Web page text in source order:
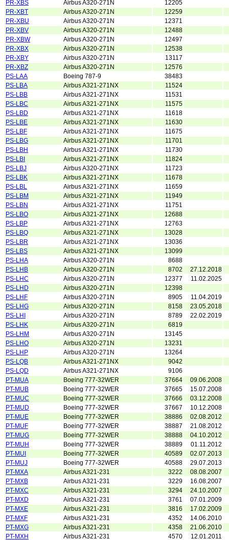
PR-XBS
Airbus A320-271N
12205
PR-XBT
Airbus A320-271N
12259
PR-XBU
Airbus A320-271N
12371
PR-XBV
Airbus A320-271N
12488
PR-XBW
Airbus A320-271N
12497
PR-XBX
Airbus A320-271N
12538
PR-XBY
Airbus A320-271N
13117
PR-XBZ
Airbus A320-271N
12576
PS-LAA
Boeing 787-9
38483
PS-LBA
Airbus A321-271NX
11524
PS-LBB
Airbus A321-271NX
11531
PS-LBC
Airbus A321-271NX
11575
PS-LBD
Airbus A321-271NX
11618
PS-LBE
Airbus A321-271NX
11630
PS-LBF
Airbus A321-271NX
11675
PS-LBG
Airbus A321-271NX
11701
PS-LBH
Airbus A321-271NX
11730
PS-LBI
Airbus A321-271NX
11824
PS-LBJ
Airbus A320-271NX
11723
PS-LBK
Airbus A321-271NX
11678
PS-LBL
Airbus A321-271NX
11659
PS-LBM
Airbus A321-271NX
11949
PS-LBN
Airbus A321-271NX
11751
PS-LBO
Airbus A321-271NX
12688
PS-LBP
Airbus A321-271NX
12763
PS-LBQ
Airbus A321-271NX
13028
PS-LBR
Airbus A321-271NX
13036
PS-LBS
Airbus A321-271NX
13099
PS-LHA
Airbus A320-271N
8688
PS-LHB
Airbus A320-271N 8702
27.12.2018
PS-LHC
Airbus A320-271N 12377
11.02.2025
PS-LHD
Airbus A320-271N
12398
PS-LHF
Airbus A320-271N 8905
11.04.2019
PS-LHG
Airbus A320-271N 8158
23.05.2018
PS-LHI
Airbus A320-271N 8789
22.02.2019
PS-LHK
Airbus A320-271N
6819
PS-LHM
Airbus A320-271N
13145
PS-LHO
Airbus A320-271N
13231
PS-LHP
Airbus A320-271N
13264
PS-LQB
Airbus A321-271NX
9042
PS-LQD
Airbus A321-271NX
9106
PT-MUA
Boeing 777-32WER 37664
09.06.2008
PT-MUB
Boeing 777-32WER 37665
15.07.2008
PT-MUC
Boeing 777-32WER 37666
03.12.2008
PT-MUD
Boeing 777-32WER 37667
10.12.2008
PT-MUE
Boeing 777-32WER 38886
02.08.2012
PT-MUF
Boeing 777-32WER 38887
21.08.2012
PT-MUG
Boeing 777-32WER 38888
04.10.2012
PT-MUH
Boeing 777-32WER 38889
01.11.2012
PT-MUI
Boeing 777-32WER 40589
02.07.2013
PT-MUJ
Boeing 777-32WER 40588
29.07.2013
PT-MXA
Airbus A321-231 3222
08.08.2007
PT-MXB
Airbus A321-231 3229
16.08.2007
PT-MXC
Airbus A321-231 3294
24.10.2007
PT-MXD
Airbus A321-231 3761
07.01.2009
PT-MXE
Airbus A321-231 3816
17.02.2009
PT-MXF
Airbus A321-231 4352
14.06.2010
PT-MXG
Airbus A321-231 4358
21.06.2010
PT-MXH
Airbus A321-231 4570 12.01.2011